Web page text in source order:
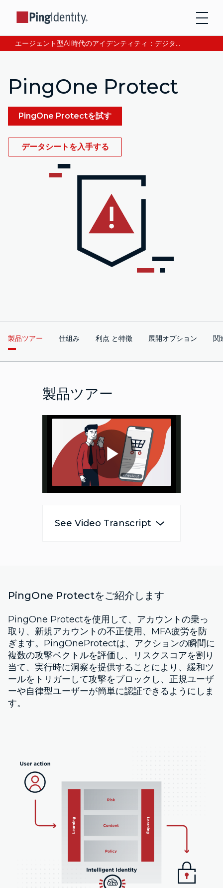
エージェント型AI時代のアイデンティティ：デジタル信頼の獲得と検証について、CEOアンドレ・デュランが語る。今すぐ読む。
PingOne Protect
PingOne Protectを試す
データシートを入手する
製品ツアー 仕組み 利点 と特徴 展開オプション 関
製品ツアー
Play
Video
See Video Transcript
PingOne Protectをご紹介します
PingOne Protectを使用して、アカウントの乗っ
取り、新規アカウントの不正使用、MFA疲労を防
ぎます。PingOneProtectは、アクションの瞬間に
複数の攻撃ベクトルを評価し、リスクスコアを割り
当て、実行時に洞察を提供することにより、緩和ツ
ールをトリガーして攻撃をブロックし、正規ユーザ
ーや自律型ユーザーが簡単に認証できるようにしま
す。